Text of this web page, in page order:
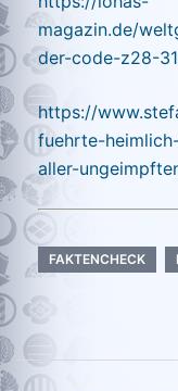
magazin.de/
der-code-z28-
https://
fuehrte-
aller-
FAKTENCHECK